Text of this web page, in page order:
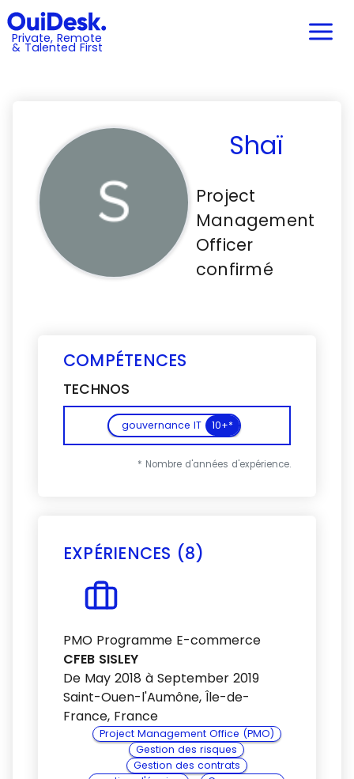
Private, Remote
& Talented First
Shaï
Project
Management
Officer
confirmé
COMPÉTENCES
TECHNOS
gouvernance IT 10+*
* Nombre d'années d'expérience.
EXPÉRIENCES (8)
PMO Programme E-commerce
CFEB SISLEY
De May 2018 à September 2019
Saint-Ouen-l'Aumône, Île-de-
France, France
Project Management Office (PMO)
Gestion des risques
Gestion des contrats